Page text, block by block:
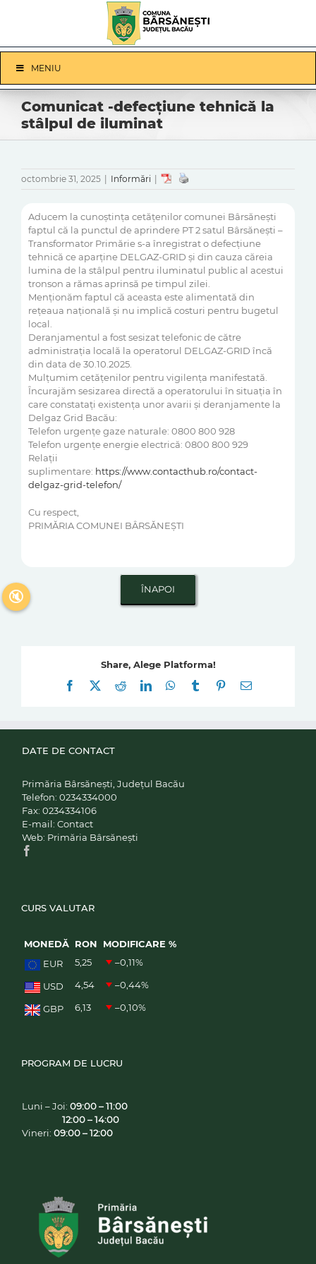
Navigation
MENIU
Comunicat -defecțiune tehnică la
stâlpul de iluminat
octombrie 31, 2025 Informări
Aducem la cunoștința cetățenilor comunei Bârsănești
faptul că la punctul de aprindere PT 2 satul Bârsănești –
Transformator Primărie s-a înregistrat o defecțiune
tehnică ce aparține DELGAZ-GRID și din cauza căreia
lumina de la stâlpul pentru iluminatul public al acestui
tronson a rămas aprinsă pe timpul zilei.
Menționăm faptul că aceasta este alimentată din
rețeaua națională și nu implică costuri pentru bugetul
local.
Deranjamentul a fost sesizat telefonic de către
administrația locală la operatorul DELGAZ-GRID încă
din data de 30.10.2025.
Mulțumim cetățenilor pentru vigilența manifestată.
Încurajăm sesizarea directă a operatorului în situația în
care constatați existența unor avarii și deranjamente la
Delgaz Grid Bacău:
Telefon urgențe gaze naturale: 0800 800 928
Telefon urgențe energie electrică: 0800 800 929
Relații
suplimentare: https://www.contacthub.ro/contact-
delgaz-grid-telefon/
Cu respect,
PRIMĂRIA COMUNEI BÂRSĂNEȘTI
Share, Alege Platforma!
Facebook
RedditLinkedInWhatsApp
Tumblr Pinterest
E-
DATE DE CONTACT
Primăria Bârsănești, Județul Bacău
Telefon: 0234334000
Fax: 0234334106
E-mail: Contact
Web: Primăria Bârsănești
CURS VALUTAR
MONEDĂ RON
MODIFICARE %
EUR
5,25 –0,11%
USD 4,54 –0,44%
GBP 6,13 –0,10%
PROGRAM DE LUCRU
Luni – Joi: 09:00 – 11:00
12:00 – 14:00
Vineri: 09:00 – 12:00
🔇